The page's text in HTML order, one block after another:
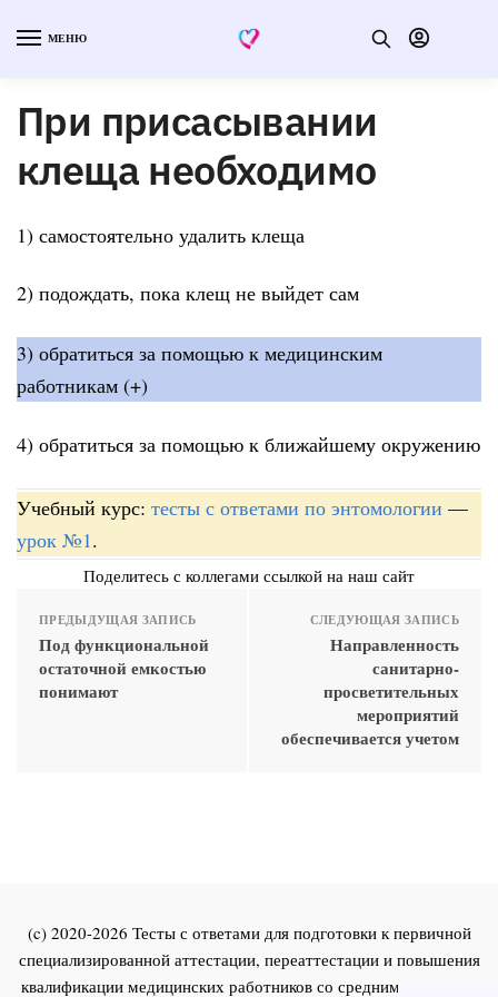
МЕНЮ
При присасывании
клеща необходимо
1) самостоятельно удалить клеща
2) подождать, пока клещ не выйдет сам
3) обратиться за помощью к медицинским
работникам (+)
4) обратиться за помощью к ближайшему окружению
Учебный курс: тесты с ответами по энтомологии —
урок №1.
Поделитесь с коллегами ссылкой на наш сайт
ПРЕДЫДУЩАЯ ЗАПИСЬ
Под функциональной
остаточной емкостью
понимают
СЛЕДУЮЩАЯ ЗАПИСЬ
Направленность
санитарно-
просветительных
мероприятий
обеспечивается учетом
(c) 2020-2026 Тесты с ответами для подготовки к первичной
специализированной аттестации, переаттестации и повышения
квалификации медицинских работников со средним и высшим